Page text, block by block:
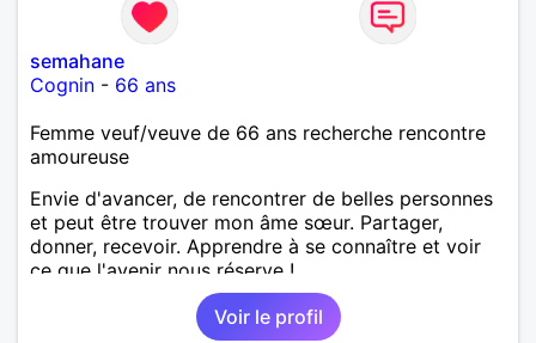
semahane
Cognin - 66 ans
Femme veuf/veuve de 66 ans recherche rencontre
amoureuse
Envie d'avancer, de rencontrer de belles personnes
et peut être trouver mon âme sœur. Partager,
donner, recevoir. Apprendre à se connaître et voir
ce que l'avenir nous réserve !
Voir le profil